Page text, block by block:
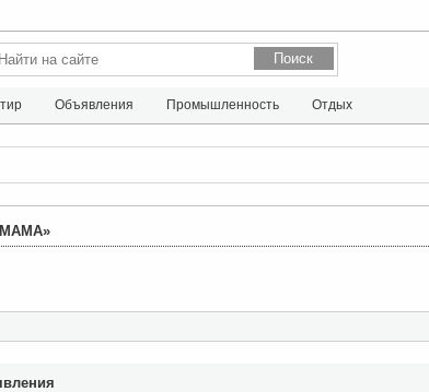
Объявления Промышленность Отдых